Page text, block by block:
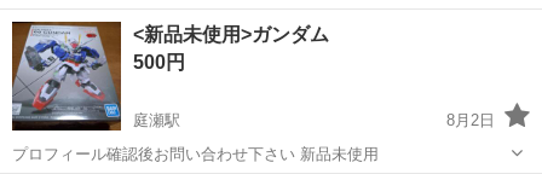
岡山 岡山市 庭瀬駅 模型、プラモデル
<新品未使用>ガンダム
500円
庭瀬駅
8月2日
プロフィール確認後お問い合わせ下さい 新品未使用